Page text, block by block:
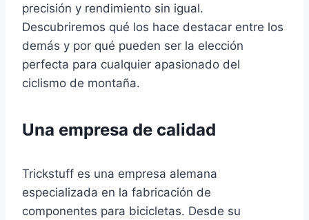
precisión y rendimiento sin igual.
Descubriremos qué los hace destacar entre los
demás y por qué pueden ser la elección
perfecta para cualquier apasionado del
ciclismo de montaña.
Una empresa de calidad
Trickstuff es una empresa alemana
especializada en la fabricación de
componentes para bicicletas. Desde su